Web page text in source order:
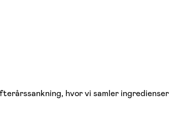
hvor vi samler ingredienser